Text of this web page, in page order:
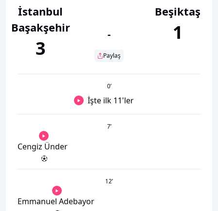
İstanbul
Başakşehir
3
-
Paylaş
Beşiktaş
1
0’
İşte ilk 11'ler
7’
Cengiz Ünder
12’
Emmanuel Adebayor